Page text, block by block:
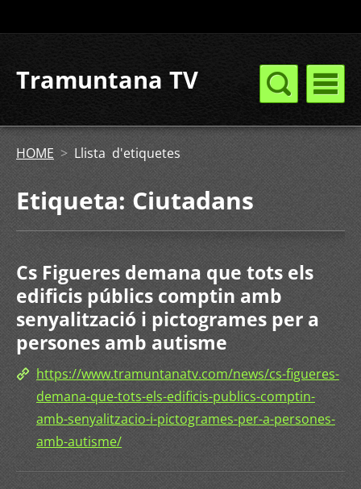
Tramuntana TV
HOME > Llista d'etiquetes
Etiqueta: Ciutadans
Cs Figueres demana que tots els
edificis públics comptin amb
senyalització i pictogrames per a
persones amb autisme
https://www.tramuntanatv.com/news/cs-figueres-
demana-que-tots-els-edificis-publics-comptin-
amb-senyalitzacio-i-pictogrames-per-a-persones-
amb-autisme/